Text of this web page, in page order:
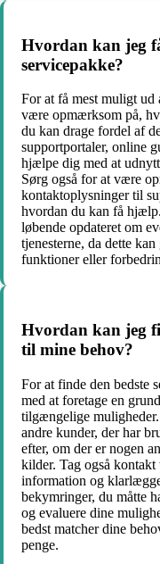
Hvordan kan jeg
servicepakke?
For at få mest muligt
være opmærksom på,
du kan drage fordel af
supportportaler, online
hjælpe dig med at
Sørg også for at være
kontaktoplysninger til
hvordan du kan få
løbende opdateret om
tjenesterne, da dette
funktioner eller
Hvordan kan jeg
til mine behov?
For at finde den bedste
med at foretage en
tilgængelige
andre kunder, der har
efter, om der er nogen
kilder. Tag også
information og
bekymringer, du måtte
og evaluere dine
bedst matcher dine
penge.